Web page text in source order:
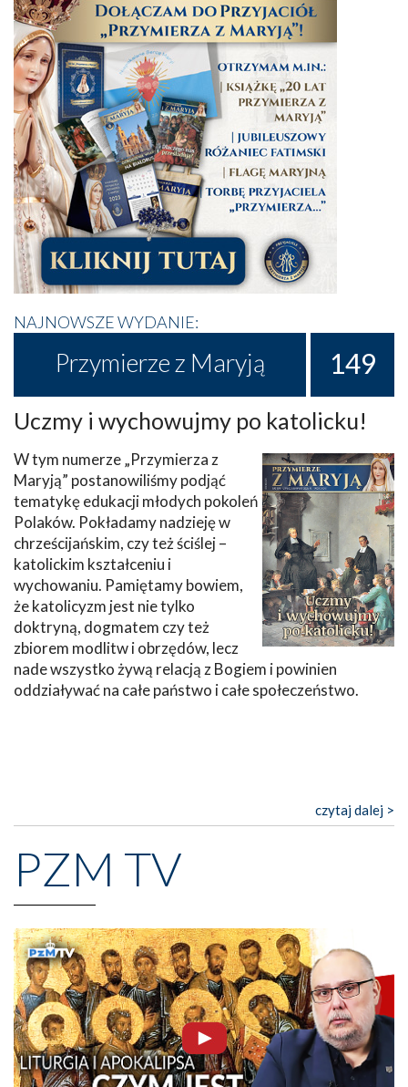
NAJNOWSZE WYDANIE:
Przymierze z Maryją 149
Uczmy i wychowujmy po katolicku!
W tym numerze „Przymierza z
Maryją” postanowiliśmy podjąć
tematykę edukacji młodych pokoleń
Polaków. Pokładamy nadzieję w
chrześcijańskim, czy też ściślej –
katolickim kształceniu i
wychowaniu. Pamiętamy bowiem,
że katolicyzm jest nie tylko
doktryną, dogmatem czy też
zbiorem modlitw i obrzędów, lecz
nade wszystko żywą relacją z Bogiem i powinien
oddziaływać na całe państwo i całe społeczeństwo.
czytaj dalej >
PZM TV